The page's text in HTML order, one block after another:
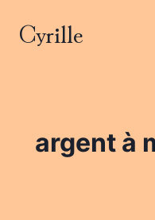
Cyrille
argent à